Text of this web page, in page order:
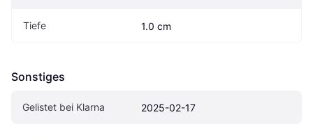
Tiefe 1.0 cm
Sonstiges
Gelistet bei Klarna 2025-02-17